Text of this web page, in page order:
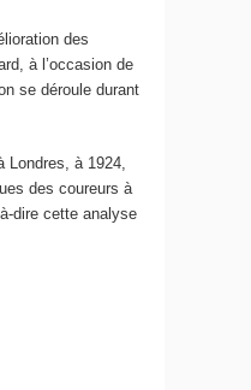
des
à l’occasion de
se déroule durant
Londres, à 1924,
des coureurs à
dire cette analyse